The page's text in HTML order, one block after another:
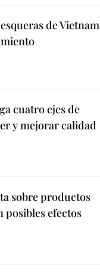
de Vietnam
cuatro ejes de
y mejorar calidad
sobre productos
posibles efectos